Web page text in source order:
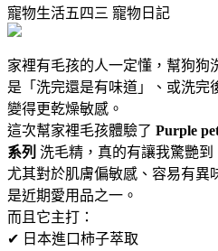
寵物生活五四三 寵物日記
家裡有毛孩的人一定懂，幫狗狗
是「洗完還是有味道」、或洗完
變得更乾燥敏感。
這次幫家裡毛孩體驗了 Purple
系列 洗毛精，真的有讓我驚艷到
尤其對於肌膚偏敏感、容易有異
是近期愛用品之一。
而且它主打：
✔ 日本進口柿子萃取